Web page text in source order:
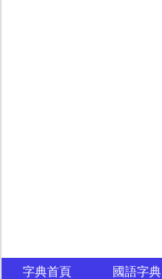
字典首頁 國語字典